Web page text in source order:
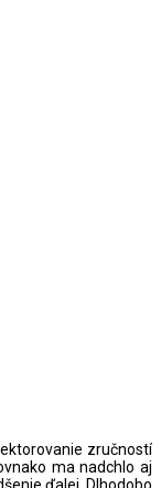
zručností
ma nadchlo aj
ďalej. Dlhodobo